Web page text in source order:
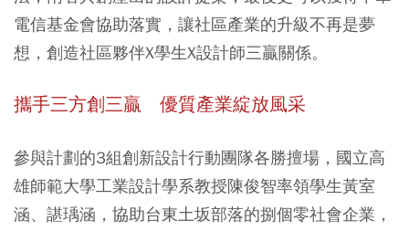
電信基金會協助落實，讓社區產業的升級不再是夢
想，創造社區夥伴X學生X設計師三贏關係。
攜手三方創三贏 優質產業綻放風采
參與計劃的3組創新設計行動團隊各勝擅場，國立高
雄師範大學工業設計學系教授陳俊智率領學生黃室
涵、諶瑀涵，協助台東土坂部落的捌個零社會企業，